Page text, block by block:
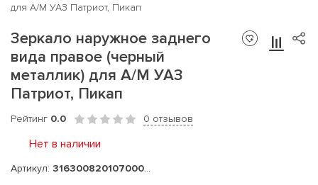
для А/М УАЗ Патриот, Пикап
Зеркало наружное заднего
вида правое (черный
металлик) для А/М УАЗ
Патриот, Пикап
Рейтинг 0.0 0 отзывов
Нет в наличии
Артикул: 316300820107000AVM